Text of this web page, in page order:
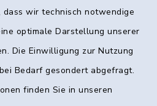
wir technisch notwendige
optimale Darstellung unserer
Die Einwilligung zur Nutzung
Bedarf gesondert abgefragt.
finden Sie in unseren
Kommunikation